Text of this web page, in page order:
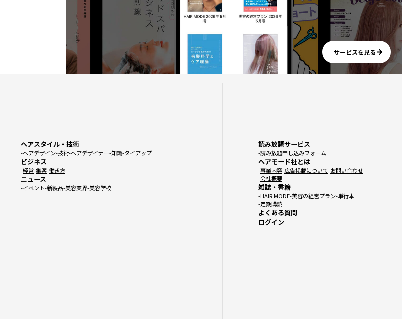
サービスを見る
ヘアスタイル・技術
ヘアデザイン 技術 ヘアデザイナー 知識 タイアップ
ビジネス
経営 集客 働き方
ニュース
イベント 新製品 美容業界 美容学校
読み放題サービス
読み放題申し込みフォーム
ヘアモード社とは
事業内容 広告掲載について お問い合わせ
会社概要
雑誌・書籍
HAIR MODE 美容の経営プラン 単行本
定期購読
よくある質問
ログイン